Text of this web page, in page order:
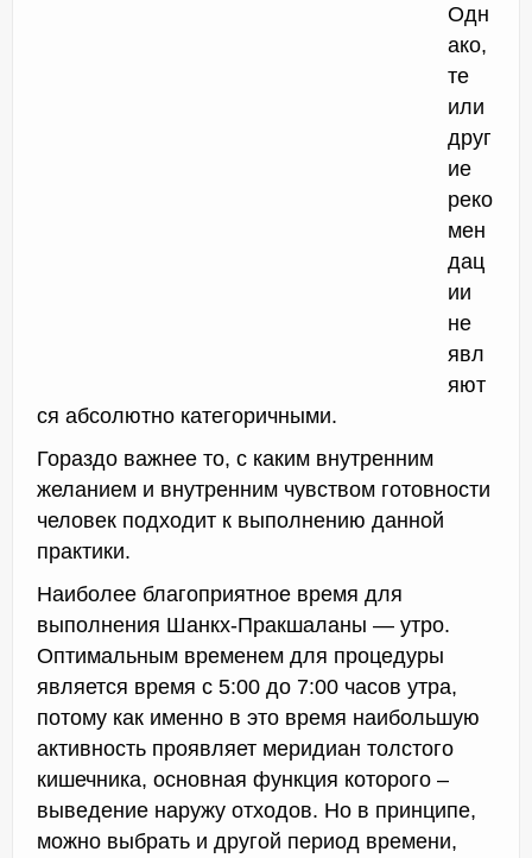
Одн
ако,
те
или
друг
ие
реко
мен
дац
ии
не
явл
яют
ся абсолютно категоричными.
Гораздо важнее то, с каким внутренним
желанием и внутренним чувством готовности
человек подходит к выполнению данной
практики.
Наиболее благоприятное время для
выполнения Шанкх-Пракшаланы — утро.
Оптимальным временем для процедуры
является время с 5:00 до 7:00 часов утра,
потому как именно в это время наибольшую
активность проявляет меридиан толстого
кишечника, основная функция которого –
выведение наружу отходов. Но в принципе,
можно выбрать и другой период времени,